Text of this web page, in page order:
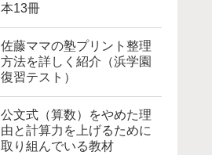
本13冊
佐藤ママの塾プリント整理
方法を詳しく紹介（浜学園
復習テスト）
公文式（算数）をやめた理
由と計算力を上げるために
取り組んでいる教材